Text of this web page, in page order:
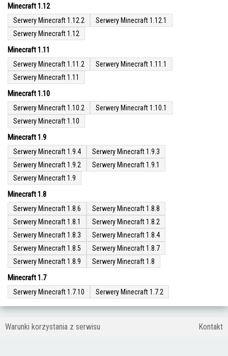
Minecraft 1.12
Serwery Minecraft 1.12.2
Serwery Minecraft 1.12.1
Serwery Minecraft 1.12
Minecraft 1.11
Serwery Minecraft 1.11.2
Serwery Minecraft 1.11.1
Serwery Minecraft 1.11
Minecraft 1.10
Serwery Minecraft 1.10.2
Serwery Minecraft 1.10.1
Serwery Minecraft 1.10
Minecraft 1.9
Serwery Minecraft 1.9.4
Serwery Minecraft 1.9.3
Serwery Minecraft 1.9.2
Serwery Minecraft 1.9.1
Serwery Minecraft 1.9
Minecraft 1.8
Serwery Minecraft 1.8.6
Serwery Minecraft 1.8.8
Serwery Minecraft 1.8.1
Serwery Minecraft 1.8.2
Serwery Minecraft 1.8.3
Serwery Minecraft 1.8.4
Serwery Minecraft 1.8.5
Serwery Minecraft 1.8.7
Serwery Minecraft 1.8.9
Serwery Minecraft 1.8
Minecraft 1.7
Serwery Minecraft 1.7.10 Serwery Minecraft 1.7.2
Warunki korzystania z serwisu Kontakt